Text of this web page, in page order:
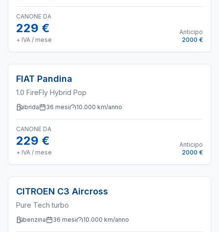
CANONE DA
229 €
+ IVA / mese
Anticipo
2000 €
FIAT Pandina
1.0 FireFly Hybrid Pop
ibrida 36 mesi 10.000 km/anno
CANONE DA
229 €
+ IVA / mese
Anticipo
2000 €
CITROEN C3 Aircross
Pure Tech turbo
benzina 36 mesi 10.000 km/anno